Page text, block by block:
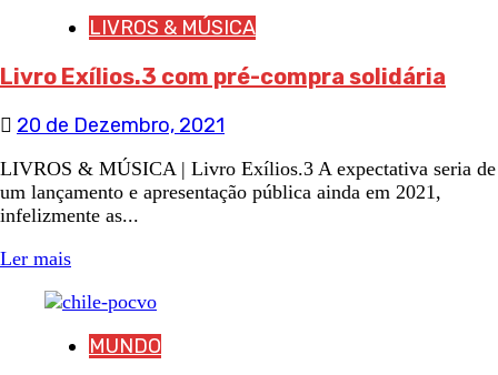
LIVROS & MÚSICA
Livro Exílios.3 com pré-compra solidária
20 de Dezembro, 2021
LIVROS & MÚSICA | Livro Exílios.3 A expectativa seria de
um lançamento e apresentação pública ainda em 2021,
infelizmente as...
Ler mais
MUNDO